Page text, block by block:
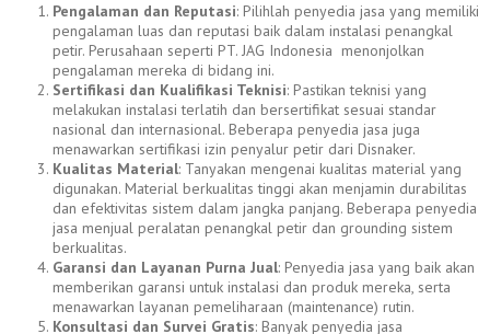
Pengalaman dan Reputasi: Pilihlah penyedia jasa yang memiliki
pengalaman luas dan reputasi baik dalam instalasi penangkal
petir. Perusahaan seperti PT. JAG Indonesia menonjolkan
pengalaman mereka di bidang ini.
Sertifikasi dan Kualifikasi Teknisi: Pastikan teknisi yang
melakukan instalasi terlatih dan bersertifikat sesuai standar
nasional dan internasional. Beberapa penyedia jasa juga
menawarkan sertifikasi izin penyalur petir dari Disnaker.
Kualitas Material: Tanyakan mengenai kualitas material yang
digunakan. Material berkualitas tinggi akan menjamin durabilitas
dan efektivitas sistem dalam jangka panjang. Beberapa penyedia
jasa menjual peralatan penangkal petir dan grounding sistem
berkualitas.
Garansi dan Layanan Purna Jual: Penyedia jasa yang baik akan
memberikan garansi untuk instalasi dan produk mereka, serta
menawarkan layanan pemeliharaan (maintenance) rutin.
Konsultasi dan Survei Gratis: Banyak penyedia jasa